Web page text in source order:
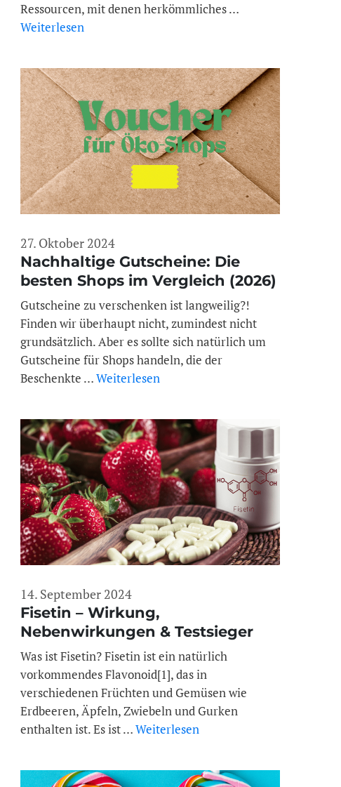
Ressourcen, mit denen herkömmliches …
Weiterlesen
Nachhaltige Gutscheine: Die
besten Shops im Vergleich (2026)
27. Oktober 2024
Gutscheine zu verschenken ist langweilig?!
Finden wir überhaupt nicht, zumindest nicht
grundsätzlich. Aber es sollte sich natürlich um
Gutscheine für Shops handeln, die der
Beschenkte …Weiterlesen
Fisetin – Wirkung,
Nebenwirkungen & Testsieger
kaufen
14. September 2024
Was ist Fisetin? Fisetin ist ein natürlich
vorkommendes Flavonoid[1], das in
verschiedenen Früchten und Gemüsen wie
Erdbeeren, Äpfeln, Zwiebeln und Gurken
enthalten ist. Es ist …Weiterlesen